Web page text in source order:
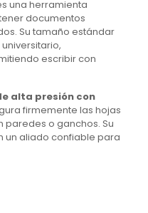
una herramienta
documentos
Su tamaño estándar
escribir con
alta presión con
firmemente las hojas
paredes o ganchos. Su
un aliado confiable para